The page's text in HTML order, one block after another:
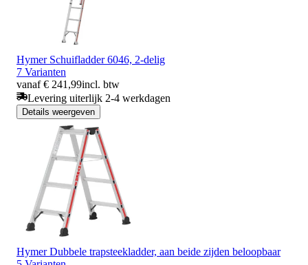
Hymer Schuifladder 6046, 2-delig
7 Varianten
vanaf € 241,99incl. btw
Levering uiterlijk 2-4 werkdagen
Details weergeven
Hymer Dubbele trapsteekladder, aan beide zijden beloopbaar